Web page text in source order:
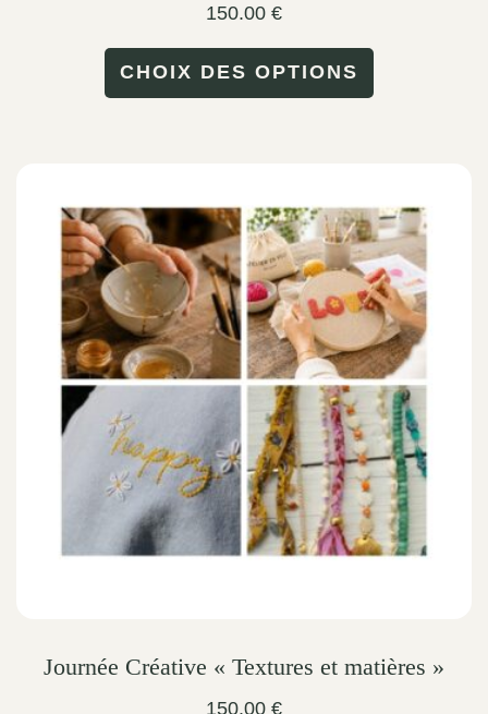
150.00 €
CHOIX DES OPTIONS
variants.
The
options
may
be
chosen
on
the
product
page
Journée Créative « Textures et matières »
150.00 €